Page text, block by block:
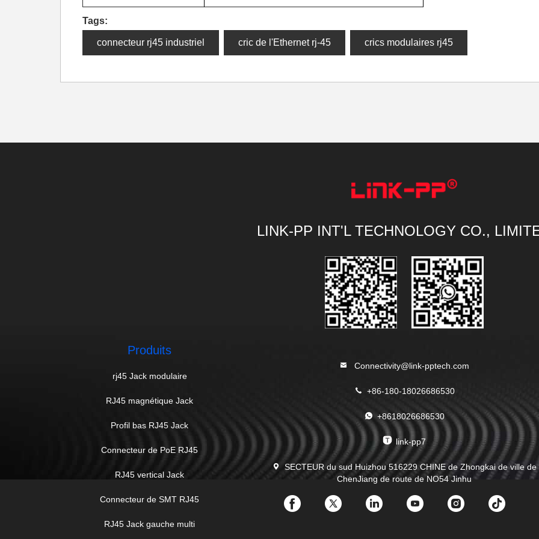
Tags:
connecteur rj45 industriel cric de l'Ethernet rj-45 crics modulaires rj45
LINK-PP INT'L TECHNOLOGY CO.,
Produits
rj45 Jack modulaire
RJ45 magnétique Jack
Profil bas RJ45 Jack
Connecteur de PoE RJ45
RJ45 vertical Jack
Connecteur de SMT RJ45
RJ45 Jack gauche multi
Connectivity@link-pptech.com
+86-180-18026686530
+8618026686530
link-pp7
SECTEUR du sud Huizhou 516229 CHINE de Zhongkai de ville de
ChenJiang de route de NO54 Jinhu